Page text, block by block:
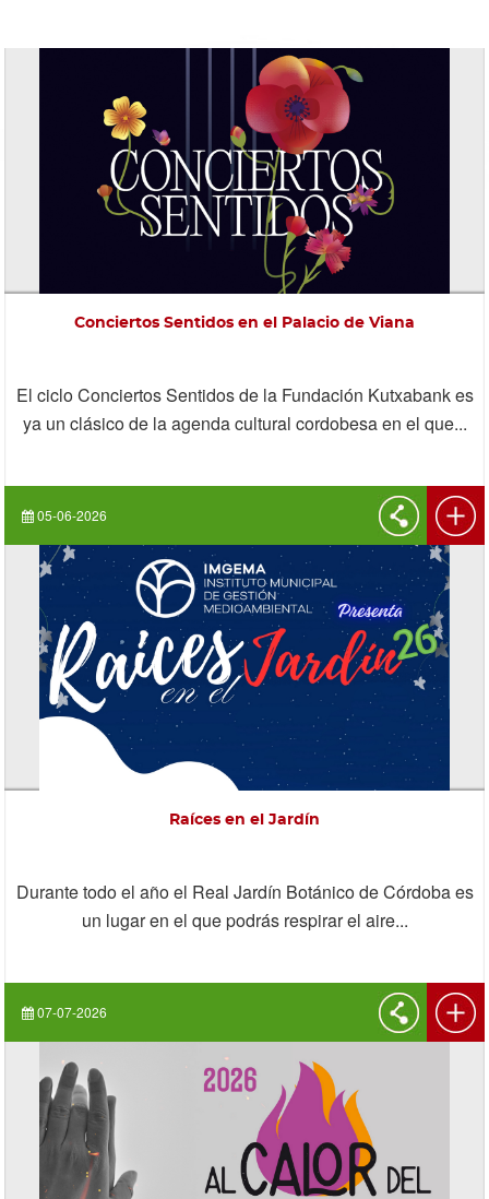
05-06-2026
Conciertos Sentidos en el Palacio de Viana
El ciclo Conciertos Sentidos de la Fundación Kutxabank es
ya un clásico de la agenda cultural cordobesa en el que...
07-07-2026
Raíces en el Jardín
Durante todo el año el Real Jardín Botánico de Córdoba es
un lugar en el que podrás respirar el aire...